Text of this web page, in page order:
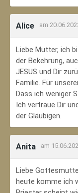
Alice am
Liebe Mutter, ich
der Bekehrung,
JESUS und Dir
Familie. Für
Dass ich weniger
Ich vertraue Dir
der Gläubigen.
Anita am
Liebe
heute komme ich